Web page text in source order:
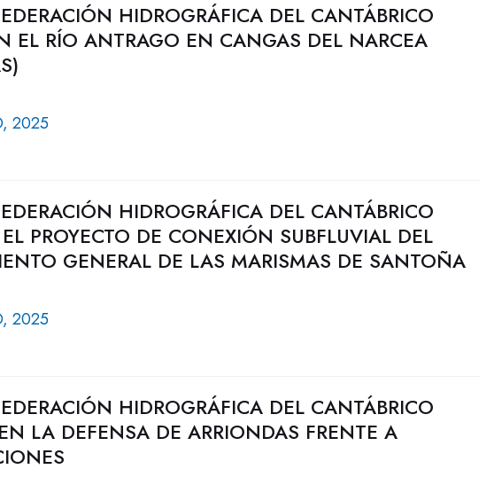
HIDROGRÁFICA DEL CANTÁBRICO
EL RÍO ANTRAGO EN CANGAS DEL NARCEA
2025
HIDROGRÁFICA DEL CANTÁBRICO
PROYECTO DE CONEXIÓN SUBFLUVIAL DEL
GENERAL DE LAS MARISMAS DE SANTOÑA
2025
HIDROGRÁFICA DEL CANTÁBRICO
LA DEFENSA DE ARRIONDAS FRENTE A